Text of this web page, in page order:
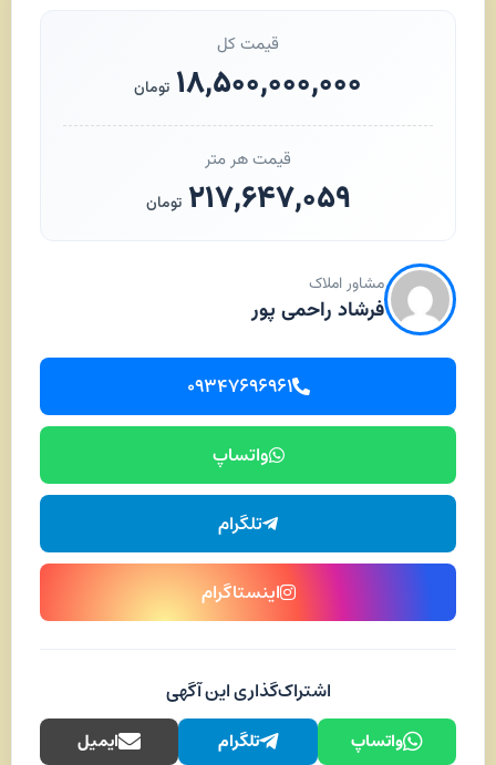
قیمت کل
۱۸,۵۰۰,۰۰۰,۰۰۰ تومان
قیمت هر متر
۲۱۷,۶۴۷,۰۵۹ تومان
مشاور املاک
فرشاد راحمی پور
۰۹۳۴۷۶۹۶۹۶۱
واتساپ
تلگرام
اینستاگرام
اشتراک‌گذاری این آگهی
واتساپ تلگرام ایمیل